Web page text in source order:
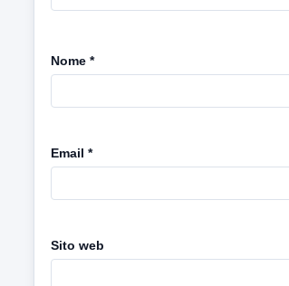
Nome *
Email *
Sito web